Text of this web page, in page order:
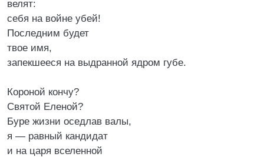
велят:
себя на войне убей!
Последним будет
твое имя,
запекшееся на выдранной ядром губе.
Короной кончу?
Святой Еленой?
Буре жизни оседлав валы,
я — равный кандидат
и на царя вселенной